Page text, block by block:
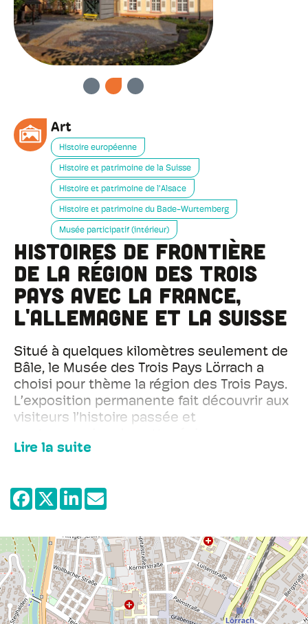
PRÉCÉDENT
SUIVANT
Art
Histoire européenne
Histoire et patrimoine de la Suisse
Histoire et patrimoine de l'Alsace
Histoire et patrimoine du Bade-Wurtemberg
Musée participatif (intérieur)
Histoires de frontière
de la région des Trois
Pays avec la France,
l'Allemagne et la Suisse
Situé à quelques kilomètres seulement de
Bâle, le Musée des Trois Pays Lörrach a
choisi pour thème la région des Trois Pays.
L’exposition permanente fait découvrir aux
visiteurs l’histoire passée et
transfrontalière étudiée et présentée pour
trinational.
Depuis le 20ème siècle, les habitants
parallèlement aux abords de trois états.
D’où vient la tripartition de cette région ?
Comment les habitants ont-ils vécu cette
confrontation permanente avec la frontière
et comment les frontières influent-elles
sur la politique, l’économie et le quotidien
Lire la suite